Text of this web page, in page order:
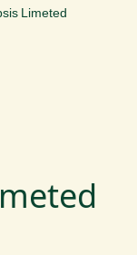
Limeted